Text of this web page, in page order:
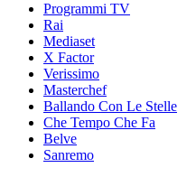
Programmi TV
Rai
Mediaset
X Factor
Verissimo
Masterchef
Ballando Con Le Stelle
Che Tempo Che Fa
Belve
Sanremo